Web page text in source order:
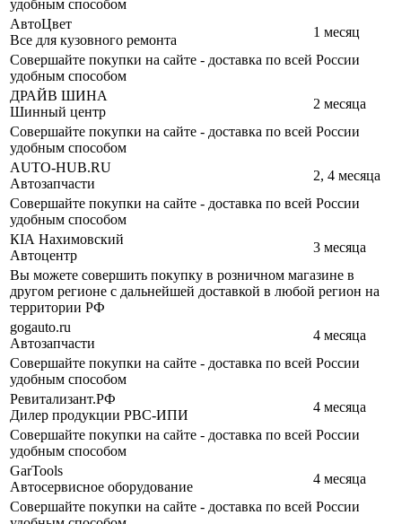
удобным способом
АвтоЦвет
Все для кузовного ремонта
1 месяц
Совершайте покупки на сайте - доставка по всей России
удобным способом
ДРАЙВ ШИНА
Шинный центр
2 месяца
Совершайте покупки на сайте - доставка по всей России
удобным способом
AUTO-HUB.RU
Автозапчасти
2, 4 месяца
Совершайте покупки на сайте - доставка по всей России
удобным способом
КIА Нахимовский
Автоцентр
3 месяца
Вы можете совершить покупку в розничном магазине в
другом регионе с дальнейшей доставкой в любой регион на
территории РФ
gogauto.ru
Автозапчасти
4 месяца
Совершайте покупки на сайте - доставка по всей России
удобным способом
Ревитализант.РФ
Дилер продукции РВС-ИПИ
4 месяца
Совершайте покупки на сайте - доставка по всей России
удобным способом
GarTools
Автосервисное оборудование
4 месяца
Совершайте покупки на сайте - доставка по всей России